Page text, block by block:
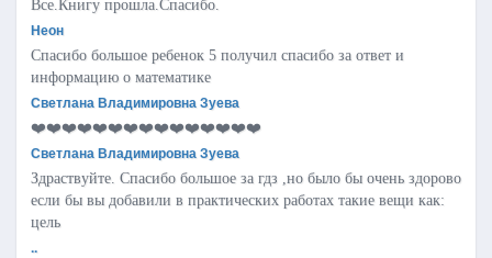
Все.Книгу прошла.Спасибо.
Неон
Спасибо большое ребенок 5 получил спасибо за ответ и
информацию о математике
Светлана Владимировна Зуева
❤️❤️❤️❤️❤️❤️❤️❤️❤️❤️❤️❤️❤️❤️❤️
Светлана Владимировна Зуева
Здраствуйте. Спасибо большое за гдз ,но было бы очень здорово
если бы вы добавили в практических работах такие вещи как:
цель
..